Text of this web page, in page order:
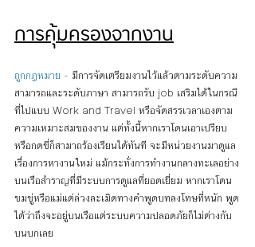
การคุ้มครองจากงาน
ถูกกฎหมาย - มีการจัดเตรียมงานไว้แล้วตามระดับความ
สามารถและระดับภาษา สามารถรับ job เสริมได้ในกรณี
ที่ไปแบบ Work and Travel หรือจัดสรรเวลาเองตาม
ความเหมาะสมของงาน แต่ทั้งนี้หากเราโดนเอาเปรียบ
หรือกดขี่ก็สามาถร้องเรียนได้ทันที จะมีหน่วยงานมาดูแล
เรื่องการหางานใหม่ แม้กระทั่งการทำงานกลางทะเลอย่าง
บนเรือสำราญที่มีระบบการดูแลที่ยอดเยี่ยม หากเราโดน
ขมขู่หรือแม่แต่ล่วงละเมิดทางคำพูดบทลงโทษที่หนัก พูด
ได้ว่าถึงจะอยู่บนเรือแต่ระบบความปลอดภัยก็ไม่ต่างกับ
บนบกเลย